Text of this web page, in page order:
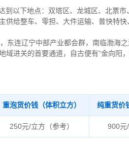
到以下地点：双塔区、龙城区、北票
供给整车、零担、大件运输、普快特
连辽宁中部产业都会群，南临渤海
进关的首要通道，自古便有“金向阳
重泡货价钱（体积立方） 纯重货价
250元/立方（参考） 900元